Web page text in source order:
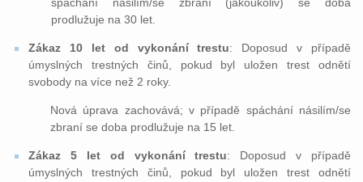
prodlužuje na 30 let.
Zákaz 10 let od vykonání trestu: Doposud v případě
úmyslných trestných činů, pokud byl uložen trest odnětí
svobody na více než 2 roky.
Nová úprava zachovává; v případě spáchání násilím/se
zbraní se doba prodlužuje na 15 let.
Zákaz 5 let od vykonání trestu: Doposud v případě
úmyslných trestných činů, pokud byl uložen trest odnětí